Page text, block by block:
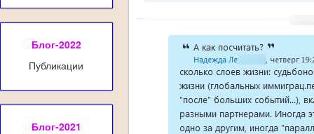
Блог-2022
Публикации
Блог-2021